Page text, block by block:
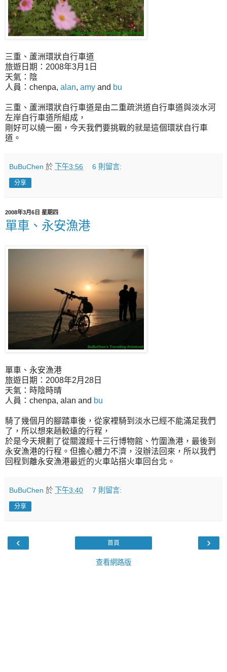
三重、蘆洲環狀自行車道
旅遊日期：2008年3月1日
天氣：陰
人員：chenpa, alan, amy and bu
三重、蘆洲環狀自行車道是由二重疏洪道自行車道與淡水河
左岸自行車道所組成，
剛好可以繞一圈，今天我們要挑戰的就是這個環狀自行車
道。
BuBuChen 於 下午3:56 6 則留言:
分享
2008年3月6日 星期四
單車、永安漁港
單車、永安漁港
旅遊日期：2008年2月28日
天氣：時陰時晴
人員：chenpa, alan and bu
騎了幾個月的腳踏車後，從家裡騎到淡水已經不能滿足我們
了，所以想來趟較遠的行程，
於是今天規劃了從關渡經十三行博物館、竹圍漁港，最後到
永安漁港的行程。但擔心體力不濟，沒辦法回來，所以我們
回程到離永安漁港最近的火車站搭火車回台北。
BuBuChen 於 下午3:40 7 則留言:
分享
‹ ›
首頁
查看網路版